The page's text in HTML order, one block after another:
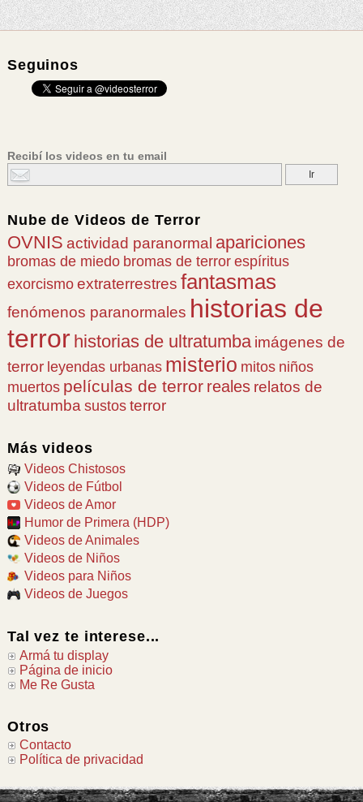
Seguinos
Recibí los videos en tu email
Nube deVideos de Terror
OVNIS actividad paranormal apariciones
bromas de miedo bromas de terror espíritus
exorcismo extraterrestres fantasmas
fenómenos paranormales historias de
terror historias de ultratumba imágenes de
terror leyendas urbanas misterio mitos niños
muertos películas de terror reales relatos de
ultratumba sustos terror
Más videos
Videos Chistosos
Videos de Fútbol
Videos de Amor
Humor de Primera (HDP)
Videos de Animales
Videos de Niños
Videos para Niños
Videos de Juegos
Tal vez te interese...
Armá tu display
Página de inicio
Me Re Gusta
Otros
Contacto
Política de privacidad